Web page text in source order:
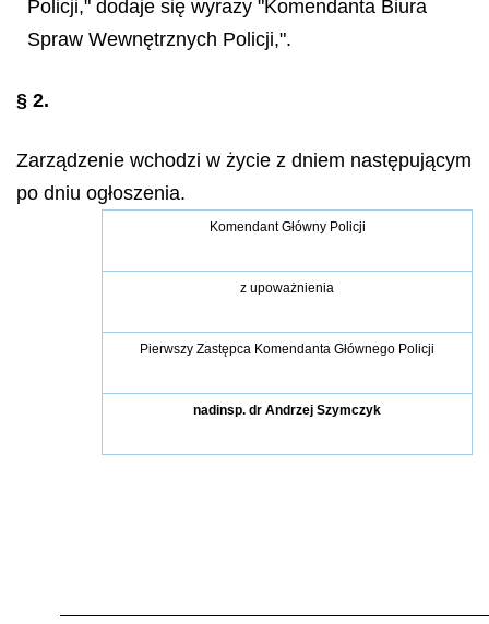
Policji," dodaje się wyrazy "Komendanta Biura
Spraw Wewnętrznych Policji,".
§ 2.
Zarządzenie wchodzi w życie z dniem następującym
po dniu ogłoszenia.
Komendant Główny Policji
z upoważnienia
Pierwszy Zastępca Komendanta Głównego Policji
nadinsp. dr Andrzej Szymczyk